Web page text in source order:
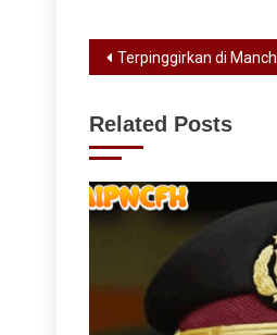
Post
Terpinggirkan di Manchester United, Marcus Rashford Bisa Susul Cristiano Ronaldo ke Arab Saudi
Related Posts